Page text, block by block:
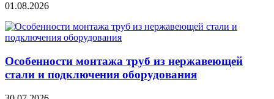
01.08.2026
Особенности монтажа труб из нержавеющей
стали и подключения оборудования